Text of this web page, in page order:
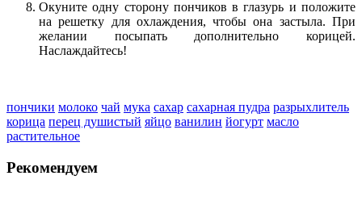
Окуните одну сторону пончиков в глазурь и положите
на решетку для охлаждения, чтобы она застыла. При
желании посыпать дополнительно корицей.
Наслаждайтесь!
пончики молоко чай мука сахар сахарная пудра разрыхлитель
корица перец душистый яйцо ванилин йогурт масло
растительное
Рекомендуем